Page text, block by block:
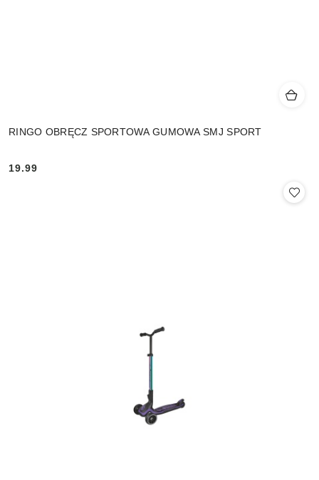
RINGO OBRĘCZ SPORTOWA GUMOWA SMJ SPORT
Cena:
19.99